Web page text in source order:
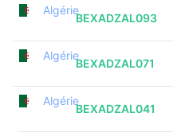
Algérie
BEXADZAL093
Algérie
BEXADZAL071
Algérie
BEXADZAL041